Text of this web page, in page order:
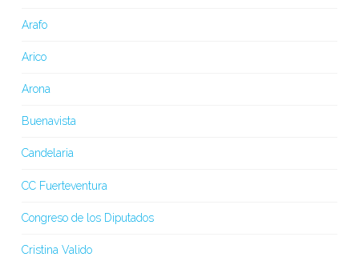
Arafo
Arico
Arona
Buenavista
Candelaria
CC Fuerteventura
Congreso de los Diputados
Cristina Valido